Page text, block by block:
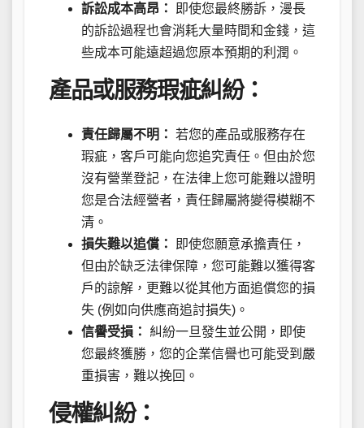
訴訟成本高昂：
即使您最終勝訴，漫長
的訴訟過程也會消耗大量時間和金錢，這
些成本可能遠超過您原本預期的利潤。
產品或服務瑕疵糾紛：
責任歸屬不明： 若您的產品或服務存在
瑕疵，客戶可能向您追究責任。但由於您
沒有營業登記，在法律上您可能難以證明
您是合法經營者，責任歸屬將變得模糊不
清。
損失難以追償：
即使您願意承擔責任，
但由於缺乏法律保障，您可能難以獲得客
戶的諒解，更難以從其他方面追償您的損
失 (例如向供應商追討損失)。
信譽受損：
糾紛一旦發生並公開，即使
您最終獲勝，您的企業信譽也可能受到嚴
重損害，難以挽回。
侵權糾紛：